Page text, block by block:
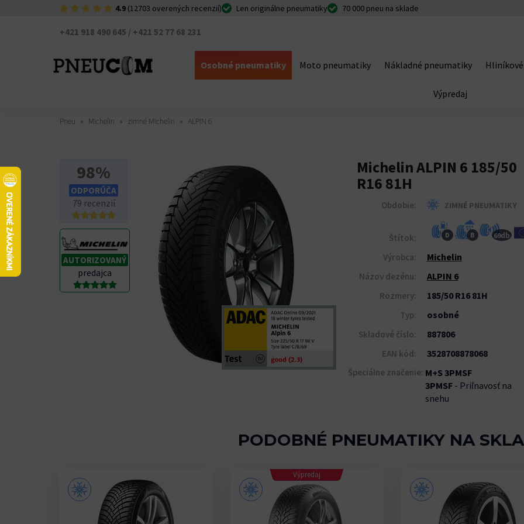
4.9 (12703 overených recenzií) Len originálne pneumatiky 70 000 pneu na sklade
+421 918 490 645 / +421 52 77 68 231
Osobné pneumatiky Moto pneumatiky Nákladné pneumatiky
Výpredaj
Pneu Michelin zimné Michelin ALPIN 6
98%
ODPORÚČA
79 recenzií
AUTORIZOVANÝ
predajca
Michelin ALPIN 6 185/50
R16 81H
Obdobie: ZIMNÉ PNEUMATIKY
Štítok: D B 69db
Výrobca: Michelin
Názov dezénu: ALPIN 6
Rozmery: 185/50 R16 81H
Typ: osobné
Skladové číslo: 887806
EAN kód: 3528708878068
Špeciálne značenie: M+S 3PMSF
3PMSF- Priľnavosť na
snehu
PODOBNÉ PNEUMATIKY NA
Výpredaj